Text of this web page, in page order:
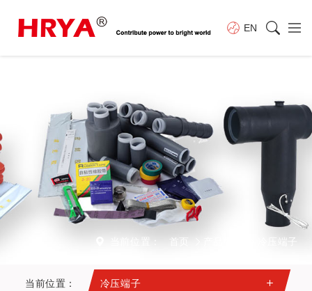
EN
当前位置： 首页 冷压端子
当前位置： 冷压端子